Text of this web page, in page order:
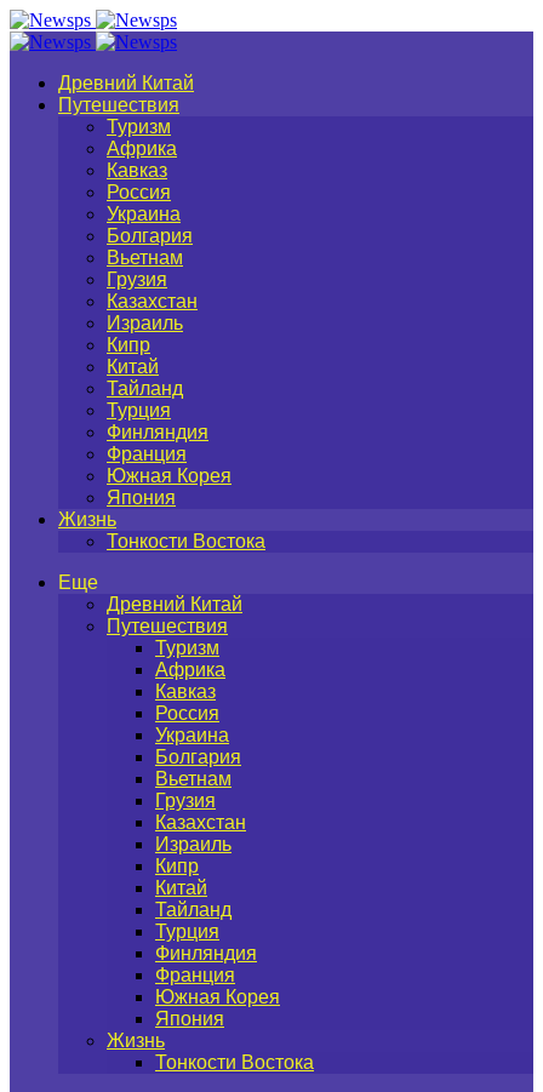
Древний Китай
Путешествия
Туризм
Африка
Кавказ
Россия
Украина
Болгария
Вьетнам
Грузия
Казахстан
Израиль
Кипр
Китай
Тайланд
Турция
Финляндия
Франция
Южная Корея
Япония
Жизнь
Тонкости Востока
Еще
Древний Китай
Путешествия
Туризм
Африка
Кавказ
Россия
Украина
Болгария
Вьетнам
Грузия
Казахстан
Израиль
Кипр
Китай
Тайланд
Турция
Финляндия
Франция
Южная Корея
Япония
Жизнь
Тонкости Востока